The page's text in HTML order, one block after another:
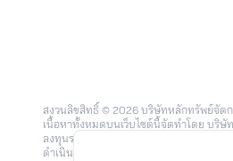
สงวนลิขสิทธิ์ © 2026 บริษัทหลักทรัพย์จัดก
เนื้อหาทั้งหมดบนเว็บไซต์นี้จัดทำโดย บริ
ลงทุนรายย่อย โดยใช้เทคโนโลยีและข้อมู
ดำเนินงาน หรือการเปรียบเทียบที่ปรากฏ